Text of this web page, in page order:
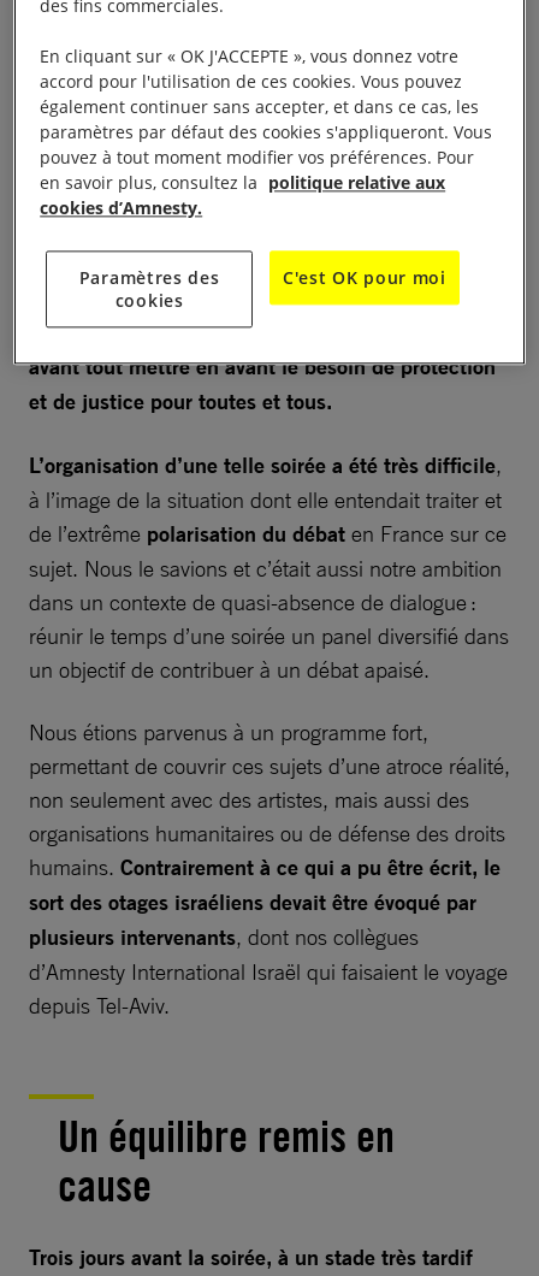
populations civiles victimes du conflit en cours,
qu’elles soient Israéliennes ou Palestiniennes.
Toutes ces populations civiles, qu’elles soient sous
les bombes ou retenues en otage à Gaza, sous la
menace de la violence des colons et de l’armée en
ont en commun d’être victimes de violations
gravissimes du droit international ;
avant tout mettre en avant le besoin de protection
et de justice pour toutes et tous.
L’organisation d’une telle soirée a été très difficile,
à l’image de la situation dont elle entendait traiter et
de l’extrême polarisation du débat en France sur ce
sujet. Nous le savions et c’était aussi notre ambition
dans un contexte de quasi-absence de dialogue :
réunir le temps d’une soirée un panel diversifié dans
un objectif de contribuer à un débat apaisé.
Nous étions parvenus à un programme fort,
permettant de couvrir ces sujets d’une atroce réalité,
non seulement avec des artistes, mais aussi des
organisations humanitaires ou de défense des droits
humains. Contrairement à ce qui a pu être écrit, le
sort des otages israéliens devait être évoqué par
plusieurs intervenants, dont nos collègues
d’Amnesty International Israël qui faisaient le voyage
depuis Tel-Aviv.
Un équilibre remis en
cause
Trois jours avant la soirée, à un stade très tardif
des fins commerciales.
En cliquant sur « OK J'ACCEPTE », vous donnez votre
accord pour l'utilisation de ces cookies. Vous pouvez
également continuer sans accepter, et dans ce cas, les
paramètres par défaut des cookies s'appliqueront. Vous
pouvez à tout moment modifier vos préférences. Pour
en savoir plus, consultez la politique relative aux
cookies d’Amnesty.
Paramètres des
cookies
C'est OK pour moi